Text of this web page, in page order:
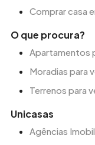
Comprar casa
O que procura?
Apartamentos
Moradias para
Terrenos para
Unicasas
Agências